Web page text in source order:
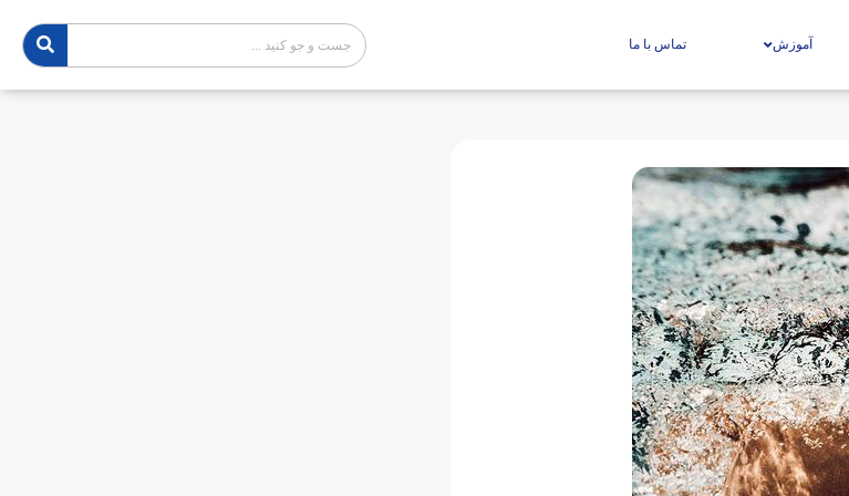
آموزش تماس با ما